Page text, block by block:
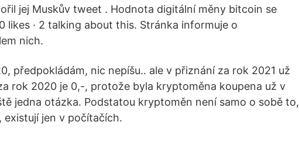
jej Muskův tweet . Hodnota digitální měny bitcoin se
likes · 2 talking about this. Stránka informuje o
nich.
předpokládám, nic nepíšu.. ale v přiznání za rok 2021 už
rok 2020 je 0,-, protože byla kryptoměna koupena už v
jedna otázka. Podstatou kryptoměn není samo o sobě to,
existují jen v počítačích.